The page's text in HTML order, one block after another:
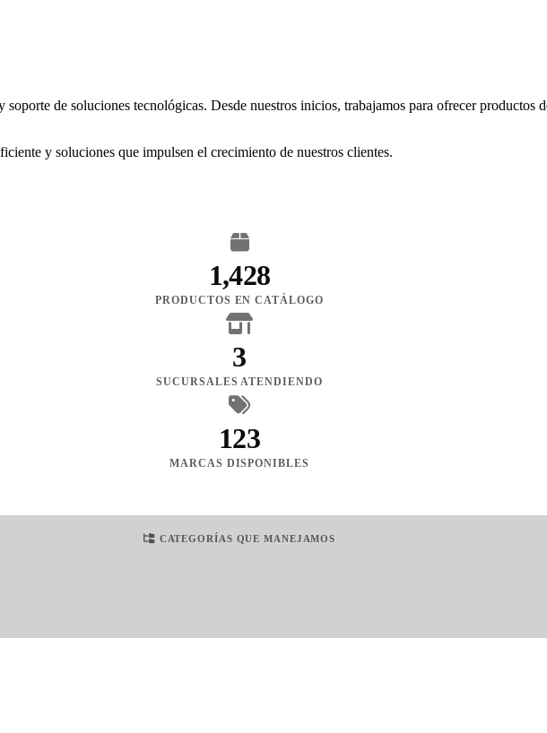
de soluciones tecnológicas. Desde nuestros inicios, trabajamos para ofrecer productos
y soluciones que impulsen el crecimiento de nuestros clientes.
1,428
PRODUCTOS EN CATÁLOGO
3
SUCURSALES ATENDIENDO
123
MARCAS DISPONIBLES
CATEGORÍAS QUE MANEJAMOS